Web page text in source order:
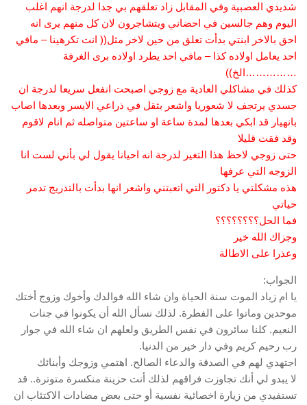
شديدي العصبية وفي المقابل زاد تعلقهم بي جدا لدرجة انهم اغلب
اليوم وهم جالسين في احضاني ويتشاجرون لان كل منهم يرى انه
احق بالاخر ابنتي بدأت تعلق من حين لاخر مثل(( انت تكرهينا – مافي
احد يعامل اولاده كذا – مافي احد يطرد اولاده برى الغرفة
……………الخ))
كذلك في مشاكلي العادية مع زوجي اصبحت انفعل سريعا لدرجة ان
جسدي يرتجف لا شعوريا واشعر بثقل في ذراعي الايسر وبعدها اصاب
بانهيار قد ابكي بعدها لمدة ساعة او ساعتين متواصله ثم انام لاقوم
وقد فقت قليلا
حتى زوجي لاحظ هذا التغير لدرجة انه احيانا يقول لي بأني لست انا
الزوجه التي عرفها
هذه مشكلتي يا دكتور التي اتعبتني واشعر انها بدأت بالتدريج تدمر
حياتي
فما الحل؟؟؟؟؟؟؟؟
وجزاك الله خير
وعذرا على الاطالة
الجواب:
يا ام زياد الموت سنة الحياة وان شاء الله فوالدك وأخوك وزوج أختك
موحدين وماتوا على الفطرة. لذلك نسأل الله أن يكونوا في جنات
النعيم. كلنا سائرون في نفس الطريق ولعلهم ان شاء الله في جوار
رب رحيم كريم وفي دار خير من الدنيا.
اجتهدي لهم في الصدقة والدعاء الصالح. اهتمي وزوجك وأبنائك
لا يبدو لي أنك تجاوزت فراقهم لذلك أنت حزينة منكسرة متوترة.. قد
تستفيدي من زيارة اخصائية نفسية أو حتى بعض مضادات الاكتئاب ان